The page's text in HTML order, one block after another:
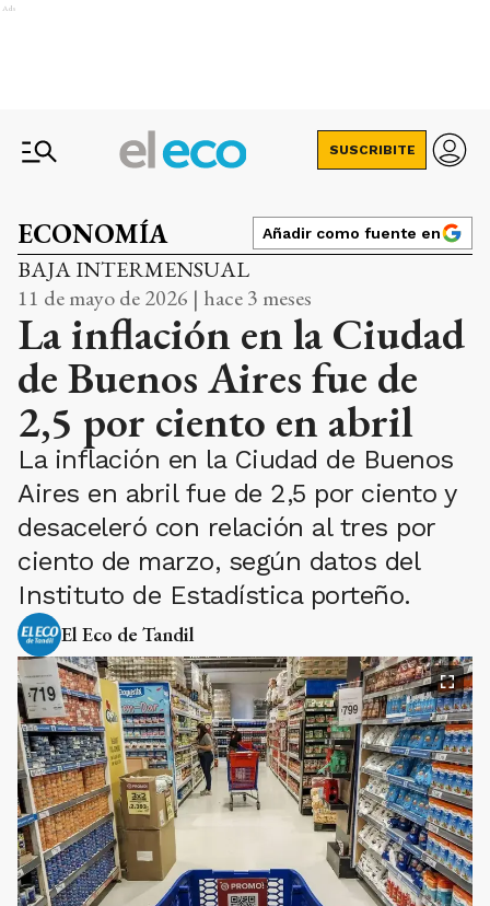
Ads
SUSCRIBITE
ECONOMÍA Añadir como fuente en
BAJA INTERMENSUAL
11 de mayo de 2026 | hace 3 meses
La inflación en la Ciudad
de Buenos Aires fue de
2,5 por ciento en abril
La inflación en la Ciudad de Buenos
Aires en abril fue de 2,5 por ciento y
desaceleró con relación al tres por
ciento de marzo, según datos del
Instituto de Estadística porteño.
El Eco de Tandil